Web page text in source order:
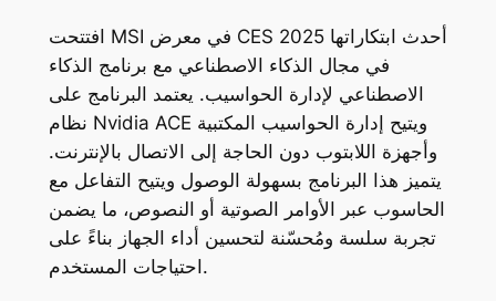
افتتحت MSI في معرض CES 2025 أحدث ابتكاراتها
في مجال الذكاء الاصطناعي مع برنامج الذكاء
الاصطناعي لإدارة الحواسيب. يعتمد البرنامج على
نظام Nvidia ACE ويتيح إدارة الحواسيب المكتبية
وأجهزة اللابتوب دون الحاجة إلى الاتصال بالإنترنت.
يتميز هذا البرنامج بسهولة الوصول ويتيح التفاعل مع
الحاسوب عبر الأوامر الصوتية أو النصوص، ما يضمن
تجربة سلسة ومُحسّنة لتحسين أداء الجهاز بناءً على
احتياجات المستخدم.